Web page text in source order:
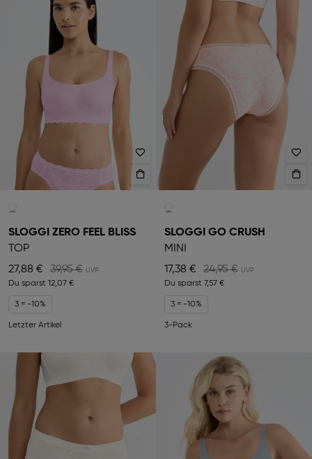
SLOGGI ZERO FEEL BLISS
TOP
27,88 €
39,95 €
Du sparst 12,07 €
3 = -10%
Letzter Artikel
SLOGGI GO CRUSH
MINI
17,38 €
24,95 €
Du sparst 7,57 €
3 = -10%
3-Pack